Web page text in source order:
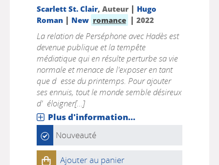
Scarlett St. Clair, Auteur | Hugo
Roman | New romance | 2022
La relation de Perséphone avec Hadès est
devenue publique et la tempête
médiatique qui en résulte perturbe sa vie
normale et menace de l'exposer en tant
que d esse du printemps. Pour ajouter
ses ennuis, tout le monde semble désireux
d' éloigner[...]
Plus d'information...
Nouveauté
Ajouter au panier